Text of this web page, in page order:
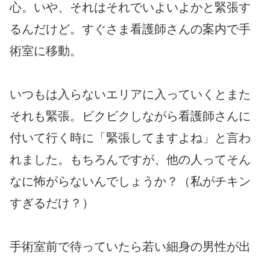
心。いや、それはそれでいよいよかと緊張す
るんだけど。すぐさま看護師さんの案内で手
術室に移動。
いつもは入らないエリアに入っていくとまた
それも緊張。ビクビクしながら看護師さんに
付いて行く時に「緊張してますよね」と言わ
れました。もちろんですが、他の人ってそん
なに怖がらないんでしょうか？（私がチキン
すぎるだけ？）
手術室前で待っていたら若い細身の男性が出